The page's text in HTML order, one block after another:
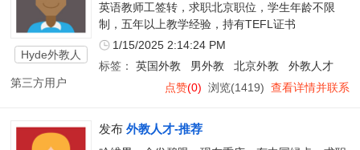
Hyde外教人
第三方用户
英语教师工签转，求职北京职位，学生年龄不限
制，五年以上教学经验，持有TEFL证书
1/15/2025 2:14:24 PM
标签： 英国外教 男外教 北京外教
外教人才
点赞(0) 浏览(1419) 查看详情并联系
发布 外教人才-推荐